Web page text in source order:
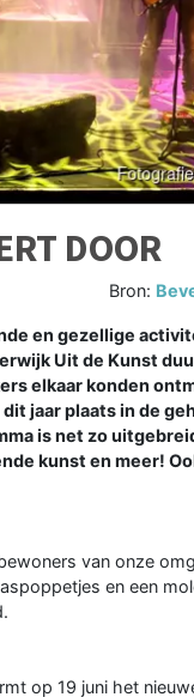
DOOR
Bron:
en gezellige
Uit de Kunst
elkaar konden
jaar plaats in de
is net zo
kunst en meer!
van onze
en een
op 19 juni het